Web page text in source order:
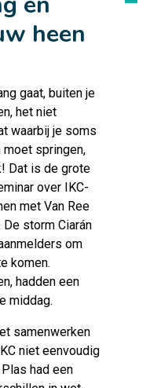
heen
gaat, buiten je
het niet
waarbij je soms
moet springen,
Dat is de grote
over IKC-
met Van Ree
storm Ciarán
om
komen.
hadden een
middag.
samenwerken
niet eenvoudig
had een